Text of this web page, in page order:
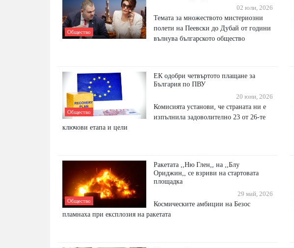
Общество
02 юли, 2026
Темата за множеството мистериозни
полети на Пеевски до Дубай от години
вълнува българското общество
Общество
ЕК одобри четвъртото плащане за
България по ПВУ
20 юни, 2026
Комисията установи, че страната ни е
изпълнила задоволително 23 от 26-те
ключови етапа и цели
Общество
Ракетата ,,Ню Глен,, на ,,Блу
Ориджин,, се взриви на стартовата
площадка
29 май, 2026
Космическите амбиции на Безос
пламнаха при експлозия на ракетата